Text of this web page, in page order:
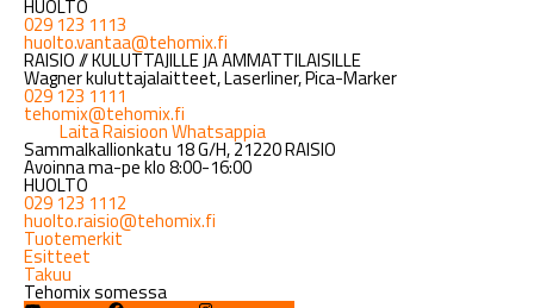
HUOLTO
029 123 1113
huolto.vantaa@tehomix.fi
RAISIO // KULUTTAJILLE JA AMMATTILAISILLE
Wagner kuluttajalaitteet, Laserliner, Pica-Marker
029 123 1111
tehomix@tehomix.fi
Laita Raisioon Whatsappia
Sammalkallionkatu 18 G/H, 21220 RAISIO
Avoinna ma-pe klo 8:00-16:00
HUOLTO
029 123 1112
huolto.raisio@tehomix.fi
Tuotemerkit
Esitteet
Takuu
Tehomix somessa